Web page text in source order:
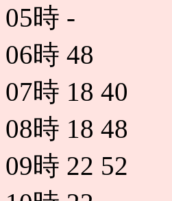
05時 -
06時 48
07時 18 40
08時 18 48
09時 22 52